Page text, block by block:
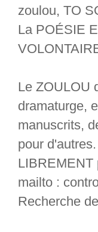
zoulou, TO
La POÉSIE
Le ZOULOU
dramaturge,
manuscrits,
pour
LIBREMENT
mailto :
Recherche